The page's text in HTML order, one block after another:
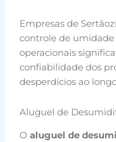
Empresas de
controle de
operacionais
confiabilidade dos
desperdícios ao
Aluguel de
Oaluguel de